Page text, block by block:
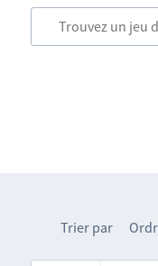
Trier par